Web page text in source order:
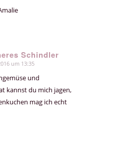
Schindler
um 13:35
und
kannst du mich jagen,
mag ich echt